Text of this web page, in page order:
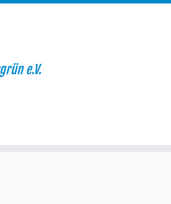
e.V.